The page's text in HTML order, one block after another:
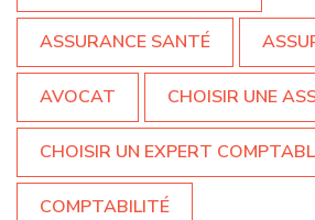
ASSURANCE SANTÉ
AVOCAT CHOISIR UNE
CHOISIR UN EXPERT
COMPTABILITÉ